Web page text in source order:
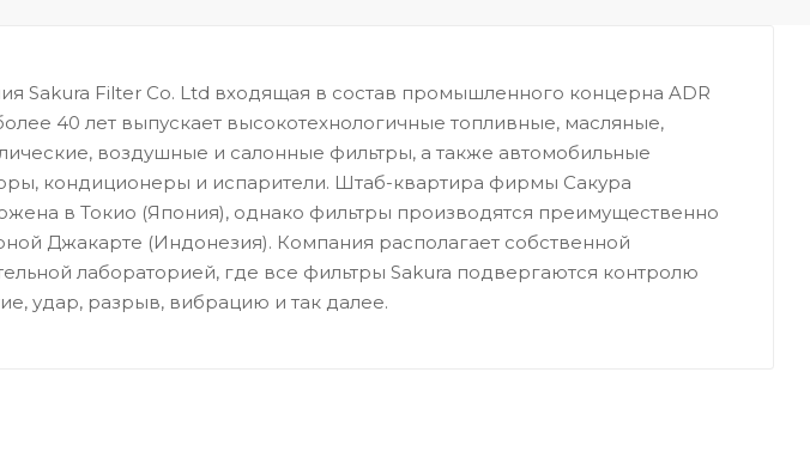
Sakura Filter Co. Ltd входящая в состав промышленного концерна ADR
40 лет выпускает высокотехнологичные топливные, масляные,
воздушные и салонные фильтры, а также автомобильные
кондиционеры и испарители. Штаб-квартира фирмы Сакура
в Токио (Япония), однако фильтры производятся преимущественно
Джакарте (Индонезия). Компания располагает собственной
лабораторией, где все фильтры Sakura подвергаются контролю
удар, разрыв, вибрацию и так далее.